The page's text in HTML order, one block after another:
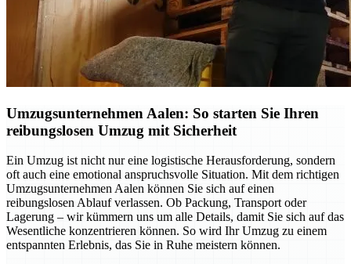
Umzugsunternehmen Aalen: So starten Sie Ihren
reibungslosen Umzug mit Sicherheit
Ein Umzug ist nicht nur eine logistische Herausforderung, sondern
oft auch eine emotional anspruchsvolle Situation. Mit dem richtigen
Umzugsunternehmen Aalen können Sie sich auf einen
reibungslosen Ablauf verlassen. Ob Packung, Transport oder
Lagerung – wir kümmern uns um alle Details, damit Sie sich auf das
Wesentliche konzentrieren können. So wird Ihr Umzug zu einem
entspannten Erlebnis, das Sie in Ruhe meistern können.